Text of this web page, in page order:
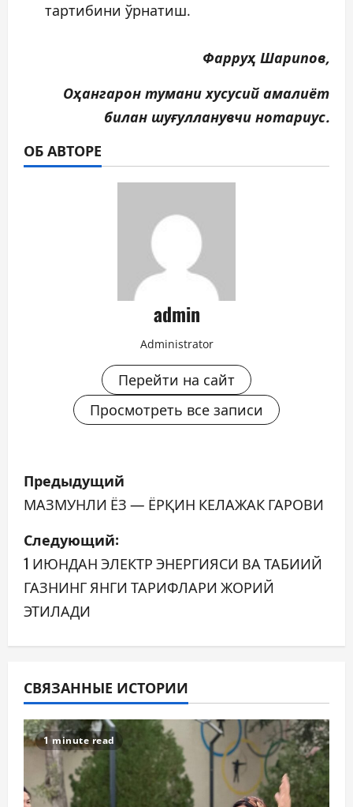
тартибини ўрнатиш.
Фарруҳ Шарипов,
Оҳангарон тумани хусусий амалиёт
билан шуғулланувчи нотариус.
ОБ АВТОРЕ
admin
Administrator
Перейти на сайт
Просмотреть все записи
Н
а
в
и
г
а
и
я
п
Предыдущий
МАЗМУНЛИ ЁЗ — ЁРҚИН КЕЛАЖАК ГАРОВИ
Следующий:
1 ИЮНДАН ЭЛЕКТР ЭНЕРГИЯСИ ВА ТАБИИЙ
ГАЗНИНГ ЯНГИ ТАРИФЛАРИ ЖОРИЙ
ЭТИЛАДИ
СВЯЗАННЫЕ ИСТОРИИ
1 minute read